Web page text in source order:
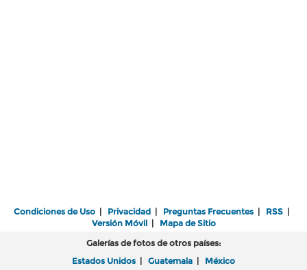
Condiciones de Uso | Privacidad | Preguntas Frecuentes | RSS |
Versión Móvil| Mapa de Sitio
Galerías de fotos de otros países:
Estados Unidos | Guatemala | México